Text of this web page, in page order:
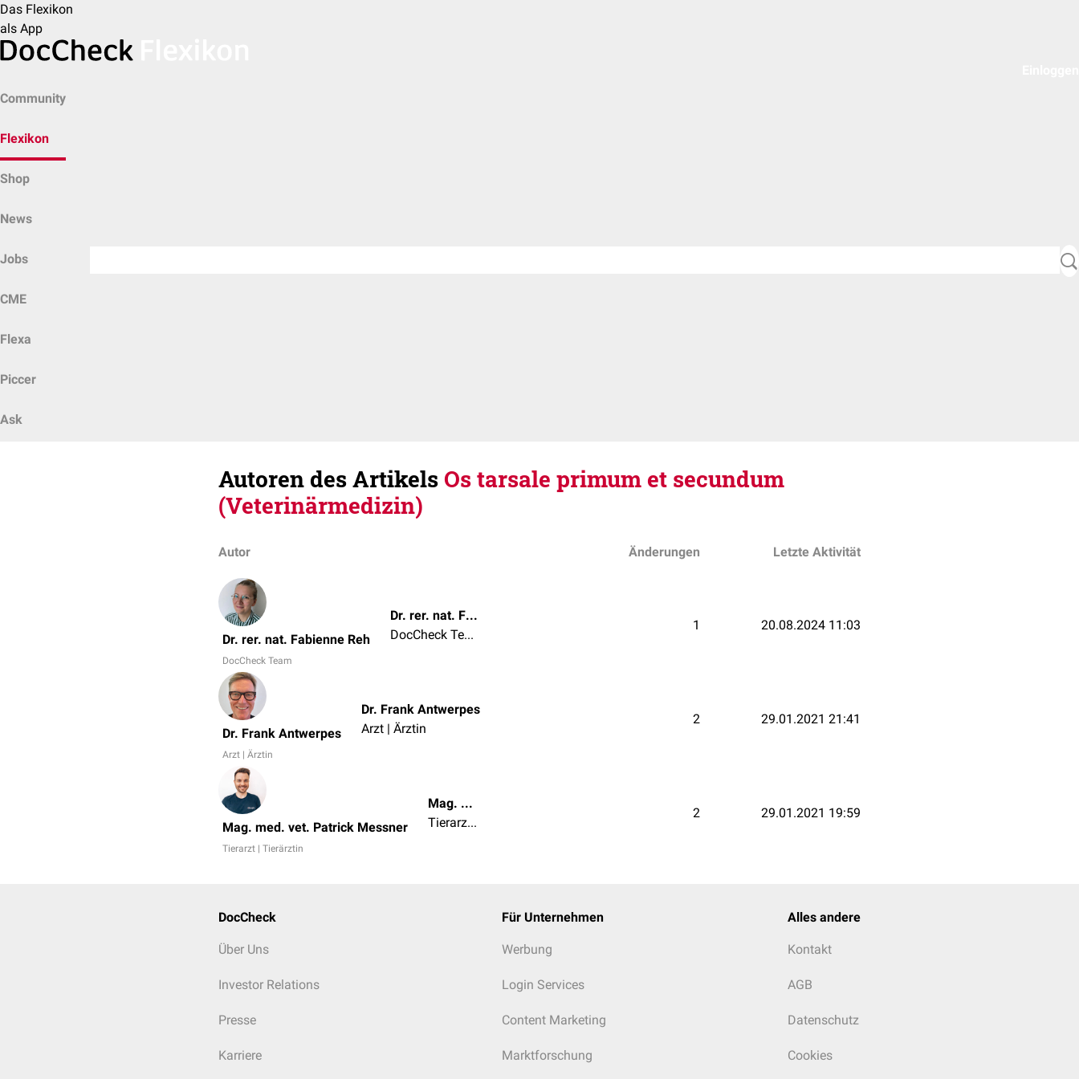
Das Flexikon
als App
Community
Flexikon
Shop
News
Jobs
CME
Flexa
Piccer
Ask
Autoren des Artikels Os tarsale primum et secundum
(Veterinärmedizin)
Autor Änderungen Letzte Aktivität
Dr. rer. nat. Fabienne Reh
DocCheck Team
Dr. rer. nat. Fabienne Reh
DocCheck Team
1 20.08.2024 11:03
Dr. Frank Antwerpes
Arzt | Ärztin
Dr. Frank Antwerpes
Arzt | Ärztin
2 29.01.2021 21:41
Mag. med. vet. Patrick Messner
Tierarzt | Tierärztin
Mag. med. vet. Patrick Messner
Tierarzt | Tierärztin
2 29.01.2021 19:59
DocCheck
Über Uns
Investor Relations
Presse
Karriere
Für Unternehmen
Werbung
Login Services
Content Marketing
Marktforschung
Alles andere
Kontakt
AGB
Datenschutz
Cookies